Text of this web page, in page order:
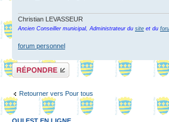
Christian LEVASSEUR
Ancien Conseiller municipal, Administrateur du site et du
forum personnel
Répondre
Retourner vers Pour tous